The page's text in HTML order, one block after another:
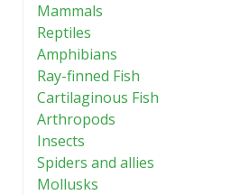
Mammals
Reptiles
Amphibians
Ray-finned Fish
Cartilaginous Fish
Arthropods
Insects
Spiders and allies
Mollusks